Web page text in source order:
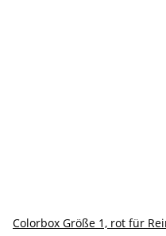
Colorbox Größe 1, rot für